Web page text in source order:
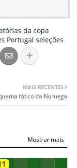
da copa
Portugal seleções
MAIS RECENTES
tático da Noruega
Mostrar mais